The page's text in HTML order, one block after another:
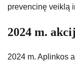
prevencinę veiklą
2024 m.
2024 m. Aplinkos